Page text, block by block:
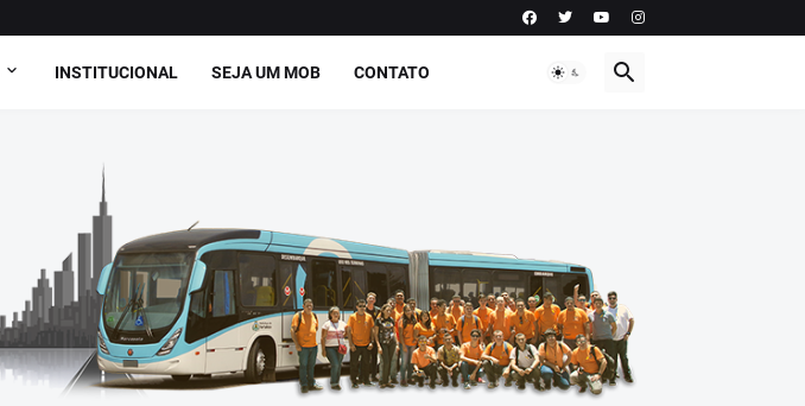
INSTITUCIONAL SEJA UM MOB CONTATO